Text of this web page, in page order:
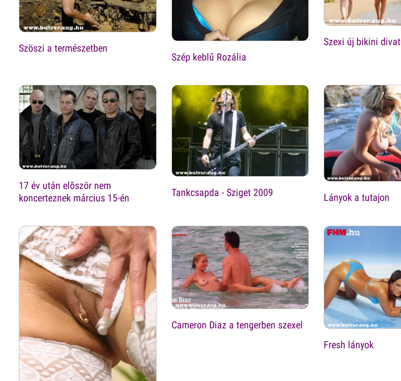
Szöszi a természetben
Szép keblű Rozália
Szexi új bikini divat
17 év után elõször nem
koncerteznek március 15-én
Tankcsapda - Sziget 2009 Lányok a tutajon
Cameron Diaz a tengerben szexel
Fresh lányok